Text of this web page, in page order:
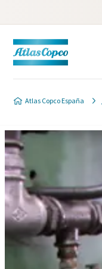
Atlas Copco España